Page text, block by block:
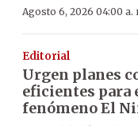
Agosto 6, 2026 04:00 a.
Editorial
Urgen planes
eficientes para
fenómeno El